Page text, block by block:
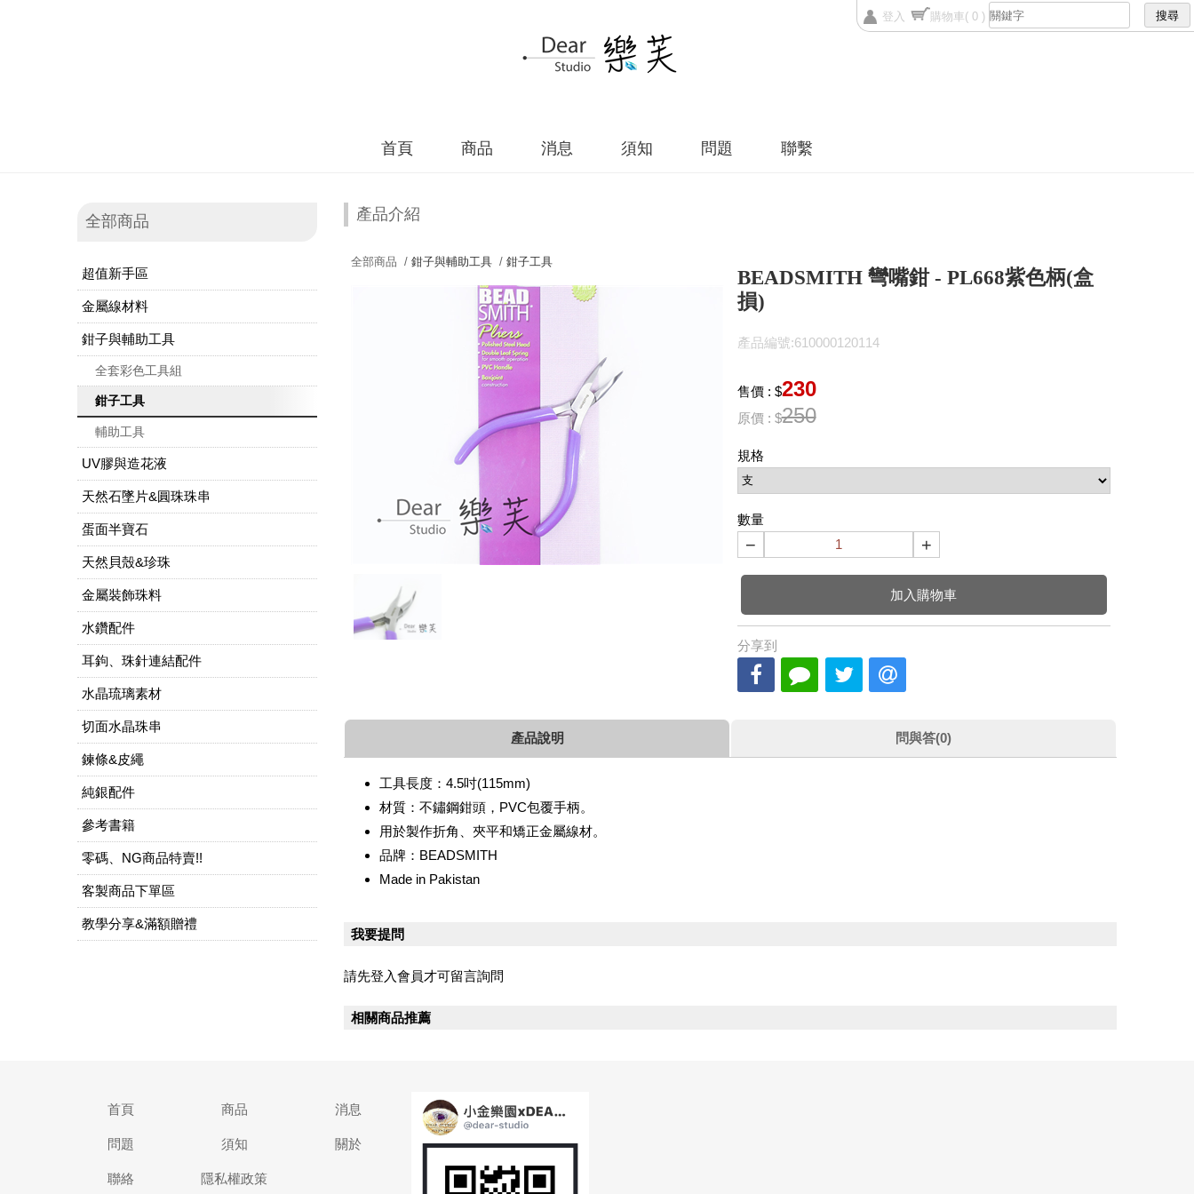
登入 購物車( 0 )
首頁 商品 消息 須知 問題 聯繫
全部商品
超值新手區
金屬線材料
鉗子與輔助工具
全套彩色工具組
鉗子工具
輔助工具
UV膠與造花液
天然石墜片&圓珠珠串
蛋面半寶石
天然貝殼&珍珠
金屬裝飾珠料
水鑽配件
耳鉤、珠針連結配件
水晶琉璃素材
切面水晶珠串
鍊條&皮繩
純銀配件
參考書籍
零碼、NG商品特賣!!
客製商品下單區
教學分享&滿額贈禮
產品介紹
全部商品 / 鉗子與輔助工具/ 鉗子工具
BEADSMITH 彎嘴鉗 - PL668紫色柄(盒
損)
產品編號:610000120114
售價 : $230
原價 : $250
規格
數量
− +
加入購物車
分享到
產品說明 問與答(0)
工具長度：4.5吋(115mm)
材質：不鏽鋼鉗頭，PVC包覆手柄。
用於製作折角、夾平和矯正金屬線材。
品牌：BEADSMITH
Made in Pakistan
我要提問
請先登入會員才可留言詢問
相關商品推薦
首頁 商品 消息
問題 須知 關於
聯絡 隱私權政策